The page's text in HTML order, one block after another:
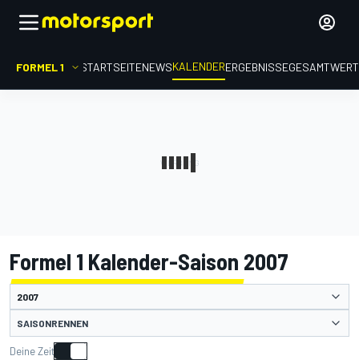
FORMEL 1 STARTSEITENEWSKALENDERERGEBNISSE
Formel 1 Kalender-Saison 2007
SAISONRENNEN
Deine Zeit